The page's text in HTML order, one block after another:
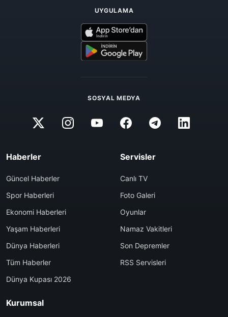
UYGULAMA
SOSYAL MEDYA
Haberler
Güncel Haberler
Spor Haberleri
Ekonomi Haberleri
Yaşam Haberleri
Dünya Haberleri
Tüm Haberler
Dünya Kupası 2026
Servisler
Canlı TV
Foto Galeri
Oyunlar
Namaz Vakitleri
Son Depremler
RSS Servisleri
Kurumsal